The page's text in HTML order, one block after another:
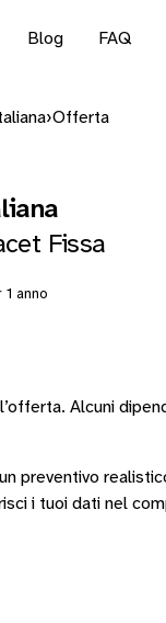
Blog FAQ
›Offerta
Fissa
1 anno
Alcuni
preventivo
i tuoi dati nel